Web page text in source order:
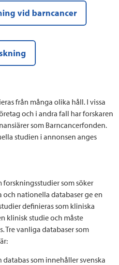
vid barncancer
från många olika håll. I vissa
och i andra fall har forskaren
som Barncancerfonden.
studien i annonsen anges
som söker
nationella databaser ge en
definieras som kliniska
klinisk studie och måste
Tre vanliga databaser som
databas som innehåller svenska